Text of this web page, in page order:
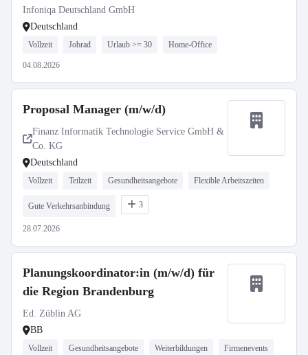
Infoniqa Deutschland GmbH
Deutschland
Vollzeit Jobrad Urlaub >= 30 Home-Office
04.08.2026
Proposal Manager (m/w/d)
Finanz Informatik Technologie Service GmbH &
Co. KG
Deutschland
Vollzeit Teilzeit Gesundheitsangebote Flexible Arbeitszeiten
Gute Verkehrsanbindung 3
28.07.2026
Planungskoordinator:in (m/w/d) für
die Region Brandenburg
Ed. Züblin AG
BB
Vollzeit Gesundheitsangebote Weiterbildungen Firmenevents